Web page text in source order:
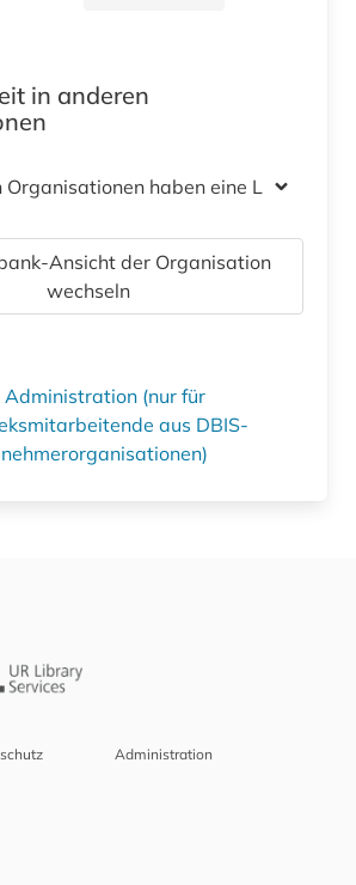
in anderen
haben eine Lizenz
Ansicht der Organisation
wechseln
Administration (nur für
aus DBIS-
Administration